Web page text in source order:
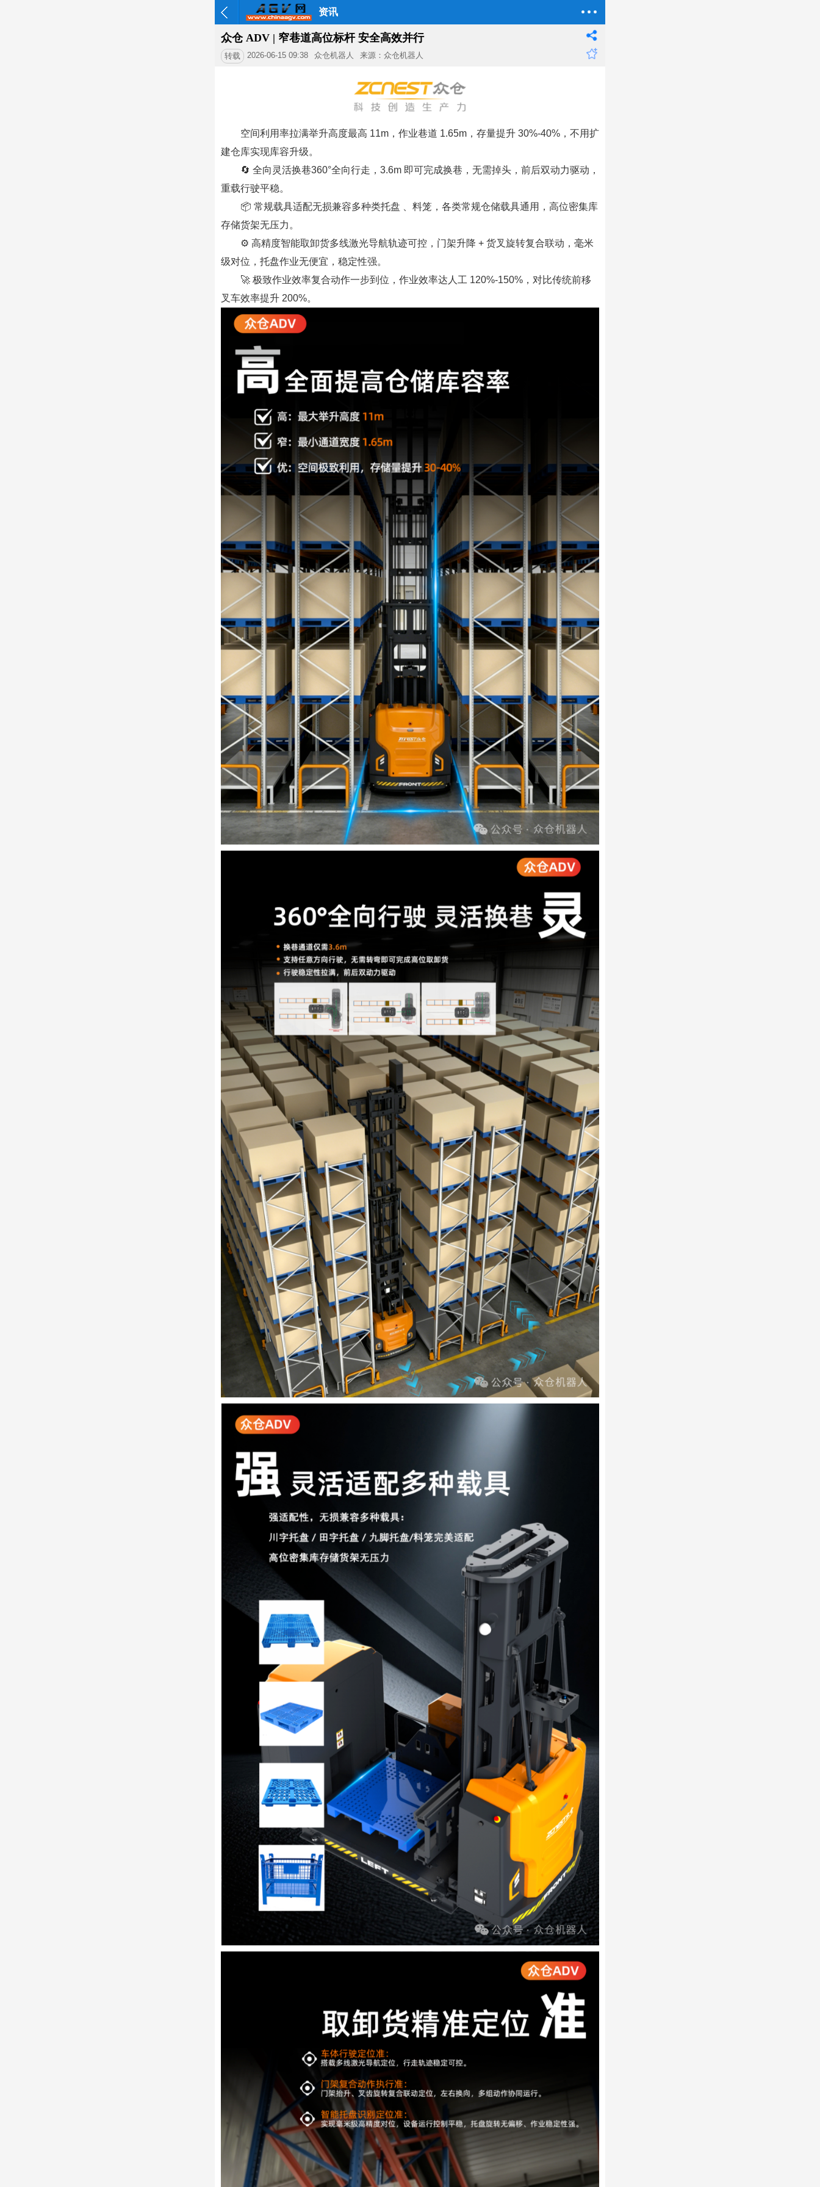
资讯
众仓 ADV | 窄巷道高位标杆 安全高效并行
转载 2026-06-15 09:38 众仓机器人 来源：众仓机器人
空间利用率拉满举升高度最高 11m，作业巷道 1.65m，存量提升 30%-40%，不用扩
建仓库实现库容升级。
🔄 全向灵活换巷360°全向行走，3.6m 即可完成换巷，无需掉头，前后双动力驱动，
重载行驶平稳。
📦 常规载具适配无损兼容多种类托盘 、料笼，各类常规仓储载具通用，高位密集库
存储货架无压力。
⚙️ 高精度智能取卸货多线激光导航轨迹可控，门架升降 + 货叉旋转复合联动，毫米
级对位，托盘作业无便宜，稳定性强。
🚀 极致作业效率复合动作一步到位，作业效率达人工 120%-150%，对比传统前移
叉车效率提升 200%。